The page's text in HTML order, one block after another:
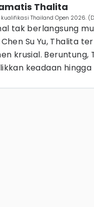
Thalita
Thailand Open 2026.
tak berlangsung
Su Yu, Thalita
krusial.
keadaan